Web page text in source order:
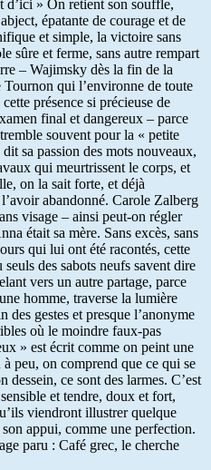
» On retient son souffle,
épatante de courage et de
et simple, la victoire sans
sûre et ferme, sans autre rempart
– Wajimsky dès la fin de la
qui l’environne de toute
présence si précieuse de
final et dangereux – parce
souvent pour la « petite
sa passion des mots nouveaux,
qui meurtrissent le corps, et
on la sait forte, et déjà
abandonné. Carole Zalberg
visage – ainsi peut-on régler
était sa mère. Sans excès, sans
qui lui ont été racontés, cette
des sabots neufs savent dire
vers un autre partage, parce
homme, traverse la lumière
des gestes et presque l’anonyme
où le moindre faux-pas
» est écrit comme on peint une
peu, on comprend que ce qui se
ce sont des larmes. C’est
et tendre, doux et fort,
viendront illustrer quelque
appui, comme une perfection.
paru : Café grec, le cherche